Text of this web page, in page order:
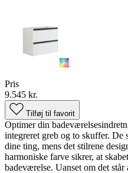
Pris
9.545 kr.
Tilføj til favorit
Optimer din
integreret greb og to skuffer. De
dine ting, mens det stilrene
harmoniske farve sikrer, at
badeværelse. Uanset om det står